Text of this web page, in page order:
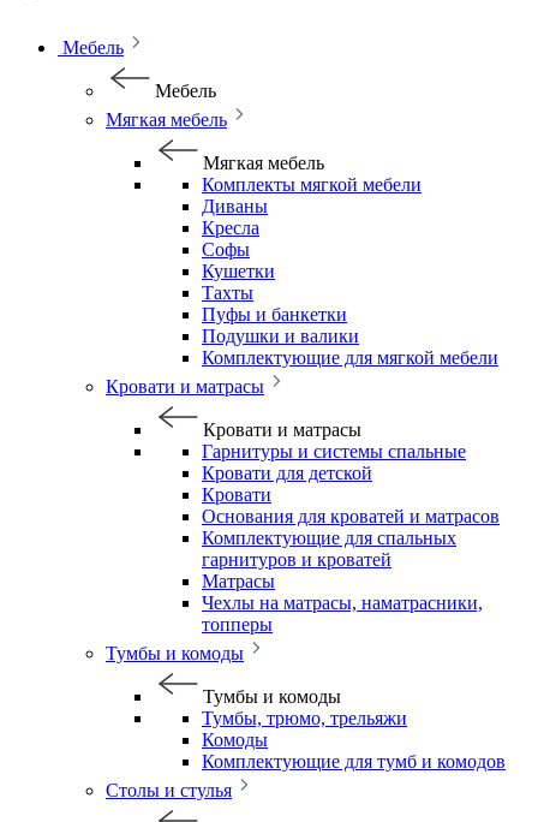
Мебель
Мебель
Мягкая мебель
Мягкая мебель
Комплекты мягкой мебели
Диваны
Кресла
Софы
Кушетки
Тахты
Пуфы и банкетки
Подушки и валики
Комплектующие для мягкой мебели
Кровати и матрасы
Кровати и матрасы
Гарнитуры и системы спальные
Кровати для детской
Кровати
Основания для кроватей и матрасов
Комплектующие для спальных
гарнитуров и кроватей
Матрасы
Чехлы на матрасы, наматрасники,
топперы
Тумбы и комоды
Тумбы и комоды
Тумбы, трюмо, трельяжи
Комоды
Комплектующие для тумб и комодов
Столы и стулья